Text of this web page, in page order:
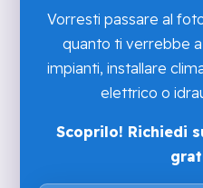
Vorresti passare al
quanto ti verrebbe
impianti, installare
elettrico o
Scoprilo! Richiedi